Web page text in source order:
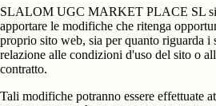
SLALOM UGC MARKET PLACE SL
apportare le modifiche che ritenga
proprio sito web, sia per quanto riguarda i
relazione alle condizioni d'uso del sito o
contratto.
Tali modifiche potranno essere effettuate